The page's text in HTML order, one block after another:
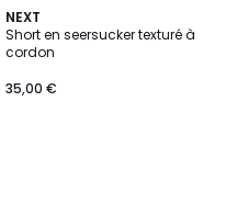
NEXT
Short en seersucker texturé à
cordon
35,00 €